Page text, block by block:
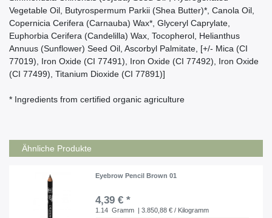
Vegetable Oil, Butyrospermum Parkii (Shea Butter)*, Canola Oil,
Copernicia Cerifera (Carnauba) Wax*, Glyceryl Caprylate,
Euphorbia Cerifera (Candelilla) Wax, Tocopherol, Helianthus
Annuus (Sunflower) Seed Oil, Ascorbyl Palmitate, [+/- Mica (CI
77019), Iron Oxide (CI 77491), Iron Oxide (CI 77492), Iron Oxide
(CI 77499), Titanium Dioxide (CI 77891)]
* Ingredients from certified organic agriculture
Ähnliche Produkte
Eyebrow Pencil Brown 01
4,39 € *
1.14 Gramm | 3.850,88 € / Kilogramm